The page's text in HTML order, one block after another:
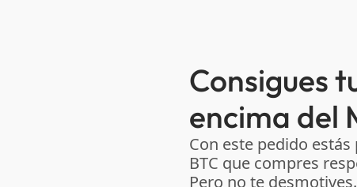
Consigues
encima del
Con este pedido
BTC que compres
Pero no te